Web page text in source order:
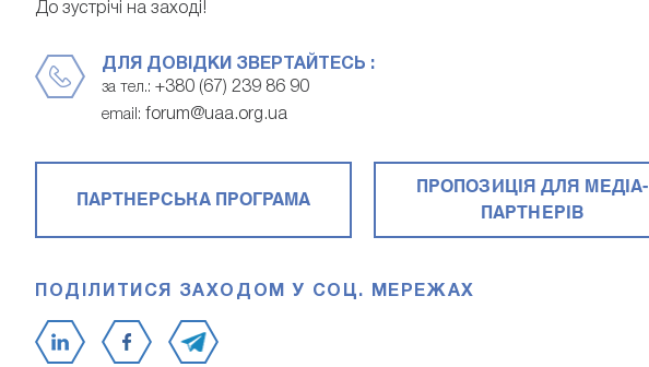
До зустрічі на заході!
ДЛЯ ДОВІДКИ ЗВЕРТАЙТЕСЬ :
за тел.: +380 (67) 239 86 90
email: forum@uaa.org.ua
ПАРТНЕРСЬКА ПРОГРАМА
ПРОПОЗИЦІЯ ДЛЯ МЕДІА-
ПАРТНЕРІВ
ПОДІЛИТИСЯ ЗАХОДОМ У СОЦ. МЕРЕЖАХ